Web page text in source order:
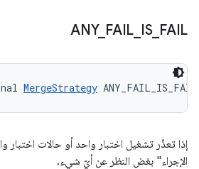
ANY_ FAIL IS_ FAIL
MergeStrategy ANY_FAIL_IS_FAIL
إذا تعذّر تشغيل اختبار واحد أو حالات اختبار
الإجراء" بغض النظر عن أيّ شيء.